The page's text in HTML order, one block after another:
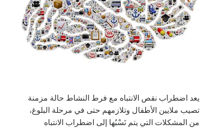
يعد اضطراب نقص الانتباه مع فرط النشاط حالة مزمنة
تصيب ملايين الأطفال وتلازمهم حتى في مرحلة البلوغ،
من المشكلات التي يتم نَسْبُها إلى اضطراب الانتباه